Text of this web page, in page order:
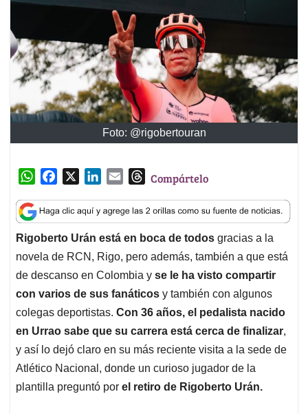
Foto: @rigobertouran
W
a
t
s
A
p
p
c
e
b
o
o
k
n
k
e
d
I
n
a
i
l
T
r
e
a
d
s
Compártelo
Rigoberto Urán está en boca de todos gracias a la
novela de RCN, Rigo, pero además, también a que está
de descanso en Colombia y se le ha visto compartir
con varios de sus fanáticos y también con algunos
colegas deportistas. Con 36 años, el pedalista nacido
en Urrao sabe que su carrera está cerca de finalizar,
y así lo dejó claro en su más reciente visita a la sede de
Atlético Nacional, donde un curioso jugador de la
plantilla preguntó por el retiro de Rigoberto Urán.